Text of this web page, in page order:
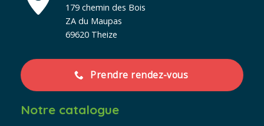
179 chemin des Bois
ZA du Maupas
69620 Theize
Prendre rendez-vous
Notre catalogue